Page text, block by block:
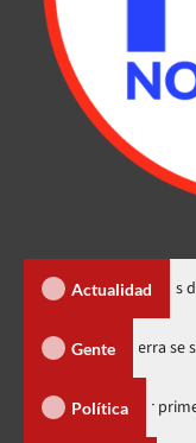
Actualidad
memorias del Intrant
Gente Juan
Política
elegirá por primera vez